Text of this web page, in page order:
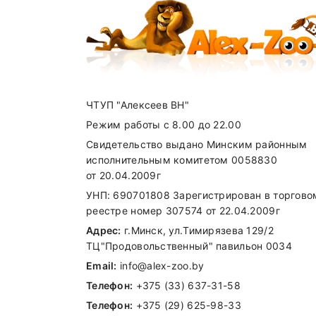
ЧТУП "Алексеев ВН"
Режим работы с 8.00 до 22.00
Свидетельство выдано Минским районным
исполнительным комитетом 0058830
от 20.04.2009г
УНП: 690701808 Зарегистрирован в
реестре номер 307574 от 22.04.2009г
Адрес: г.Минск, ул.Тимирязева 129/2
ТЦ"Продовольственный" павильон 0034
Email: info@alex-zoo.by
Телефон: +375 (33) 637-31-58
Телефон: +375 (29) 625-98-33